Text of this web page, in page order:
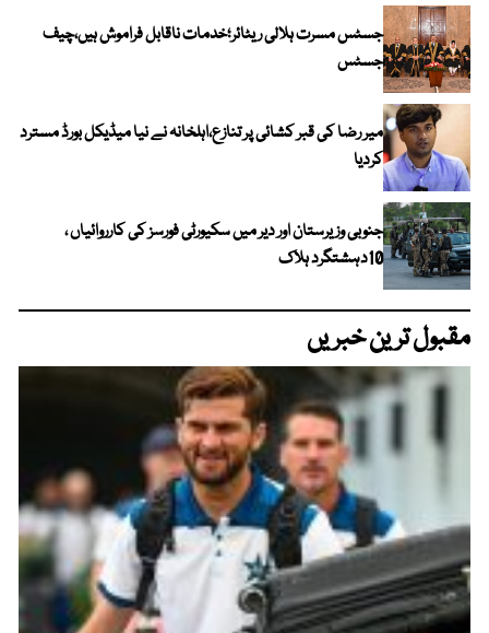
جسٹس مسرت ہلالی ریٹائر؛خدمات ناقابل فراموش ہیں،چیف
جسٹس
میر رضا کی قبر کشائی پر تنازع،اہلخانہ نے نیا میڈیکل بورڈ مسترد
کردیا
جنوبی وزیرستان اور دیر میں سکیورٹی فورسز کی کارروائیاں ،
10دہشتگرد ہلاک
مقبول ترین خبریں